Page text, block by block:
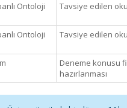
Ontoloji
Tavsiye edilen
Ontoloji
Tavsiye edilen
Deneme konusu
hazırlanması